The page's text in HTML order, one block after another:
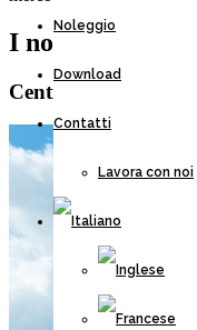
Noleggio
Download
Contatti
Lavora con noi
I nostri veicoli
Centinato con sponde